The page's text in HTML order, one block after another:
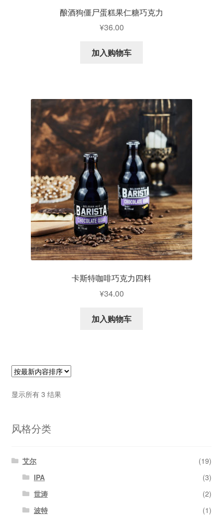
酿酒狗僵尸蛋糕果仁糖巧克力
¥36.00
加入购物车
卡斯特咖啡巧克力四料
¥34.00
加入购物车
显示所有 3 结果按
风格分类
艾尔
(19)
IPA
(3)
世涛
(2)
波特
(1)